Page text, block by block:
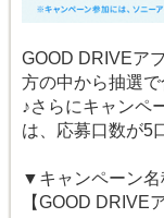
GOOD DRIVEア
方の中から抽選
♪さらにキャンペ
は、応募口数が5
▼キャンペーン名
【GOOD DRIVE